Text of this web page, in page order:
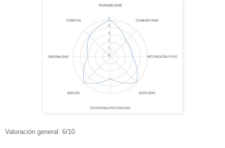
Valoración general: 6/10